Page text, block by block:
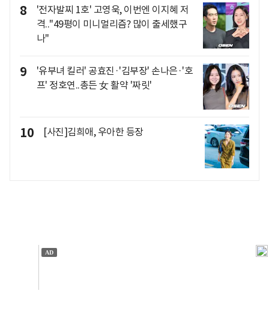
8
'전자발찌 1호' 고영욱, 이번엔 이지혜 저
격.."49평이 미니멀리즘? 많이 출세했구
나"
9
'유부녀 킬러' 공효진·'김부장' 손나은·'호
프' 정호연..총든 女 활약 '짜릿'
10 [사진]김희애, 우아한 등장